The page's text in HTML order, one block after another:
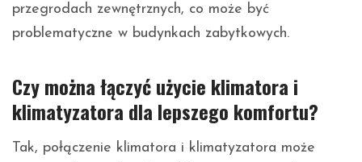
przegrodach zewnętrznych, co może być
problematyczne w budynkach zabytkowych.
Czy można łączyć użycie klimatora i
klimatyzatora dla lepszego komfortu?
Tak, połączenie klimatora i klimatyzatora może